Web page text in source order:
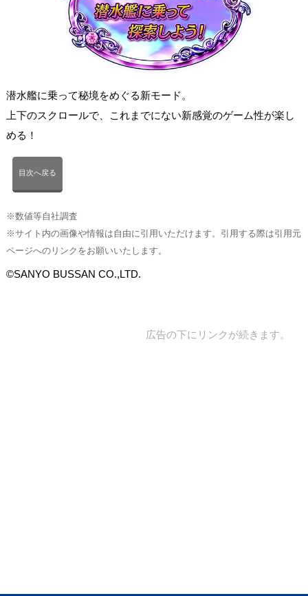
潜水艦に乗って秘境をめぐる新モード。
上下のスクロールで、これまでにない新感覚のゲーム性が楽し
める！
目次へ戻る
※数値等自社調査
※サイト内の画像や情報は自由に引用いただけます。引用する際は引用元
ページへのリンクをお願いいたします。
©SANYO BUSSAN CO.,LTD.
広告の下にリンクが続きます。